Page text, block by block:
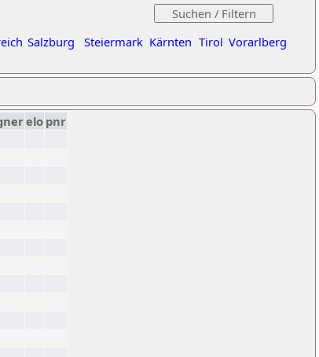
Salzburg Steiermark Kärnten Tirol Vorarlberg
elo pnr